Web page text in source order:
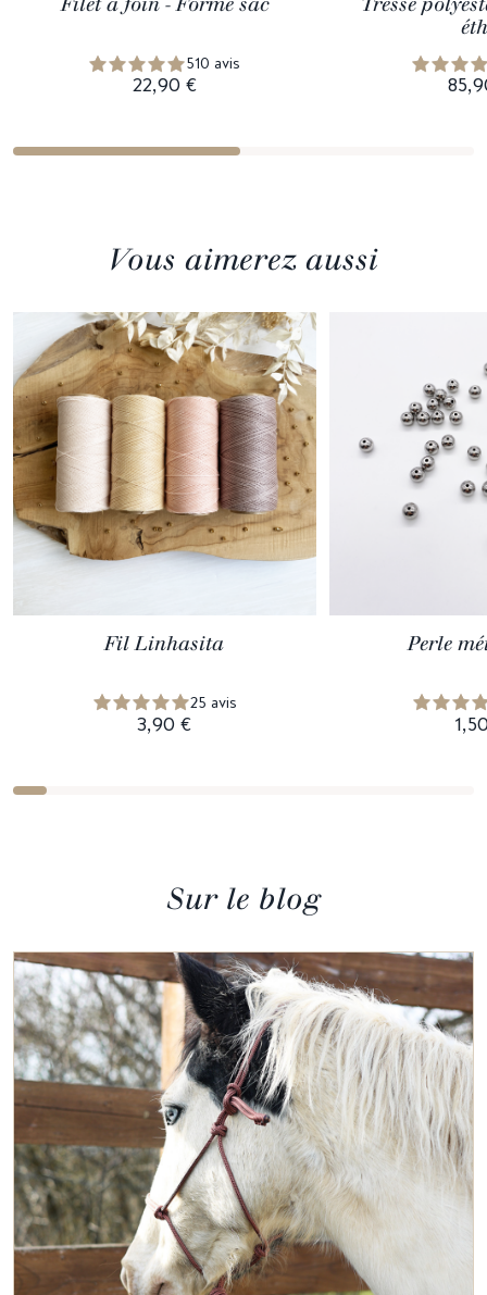
510 avis
22,90 €
Vous aimerez aussi
Fil Linhasita
25 avis
3,90 €
Perle
Sur le blog